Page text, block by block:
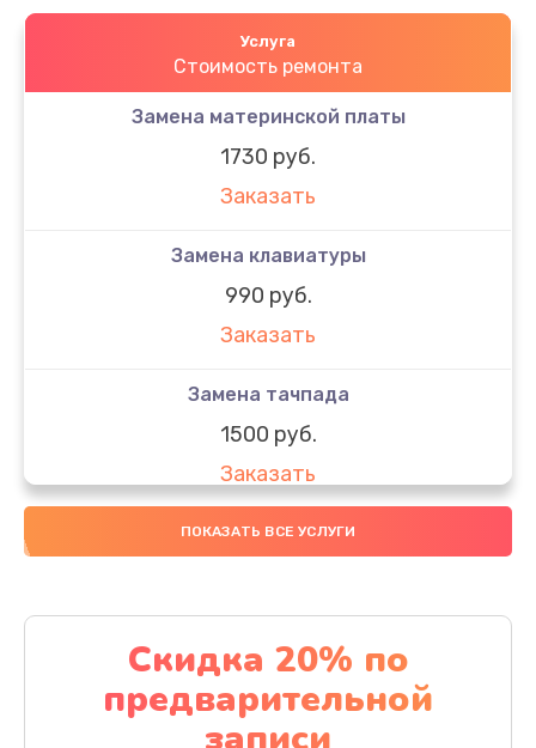
Услуга
Стоимость ремонта
Замена материнской платы
1730 руб.
Заказать
Замена клавиатуры
990 руб.
Заказать
Замена тачпада
1500 руб.
Заказать
Замена южного моста
Заказать
Чистка от пыли
1060 руб.
ПОКАЗАТЬ ВСЕ УСЛУГИ
Скидка 20% по
предварительной